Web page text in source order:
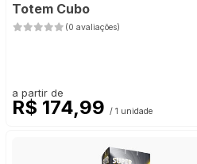
Totem Cubo
(0 avaliações)
a partir de
R$ 174,99 / 1 unidade